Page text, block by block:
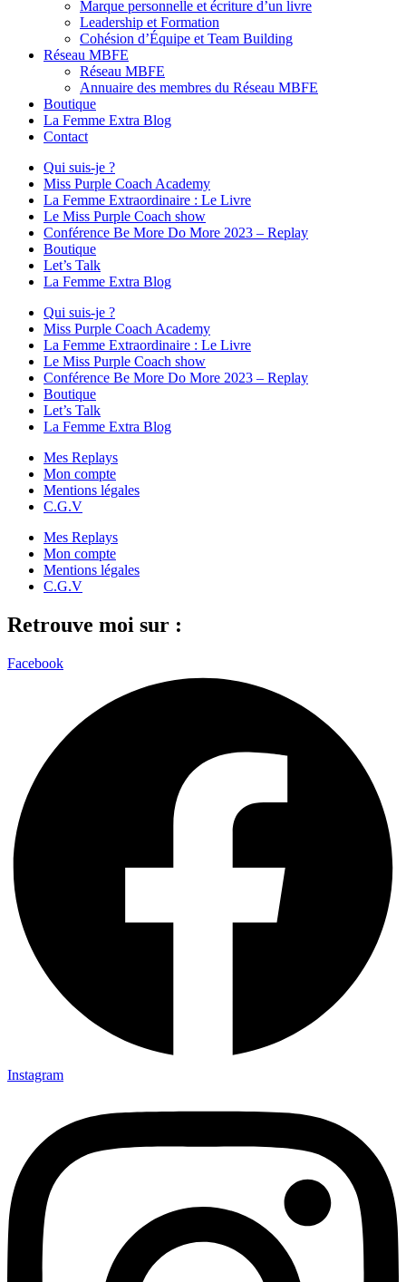
Marque personnelle et écriture d’un livre
Leadership et Formation
Cohésion d’Équipe et Team Building
Réseau MBFE
Réseau MBFE
Annuaire des membres du Réseau MBFE
Boutique
La Femme Extra Blog
Contact
Qui suis-je ?
Miss Purple Coach Academy
La Femme Extraordinaire : Le Livre
Le Miss Purple Coach show
Conférence Be More Do More 2023 – Replay
Boutique
Let’s Talk
La Femme Extra Blog
Qui suis-je ?
Miss Purple Coach Academy
La Femme Extraordinaire : Le Livre
Le Miss Purple Coach show
Conférence Be More Do More 2023 – Replay
Boutique
Let’s Talk
La Femme Extra Blog
Mes Replays
Mon compte
Mentions légales
C.G.V
Mes Replays
Mon compte
Mentions légales
C.G.V
Retrouve moi sur :
Facebook
Instagram